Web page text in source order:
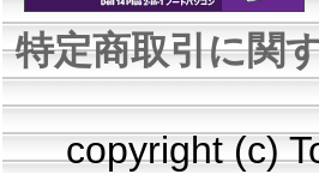
特定商取引に関
copyright (c)